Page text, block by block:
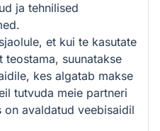
ja tehnilised
et kui te kasutate
teostama, suunatakse
kes algatab makse
tutvuda meie partneri
avaldatud veebisaidil